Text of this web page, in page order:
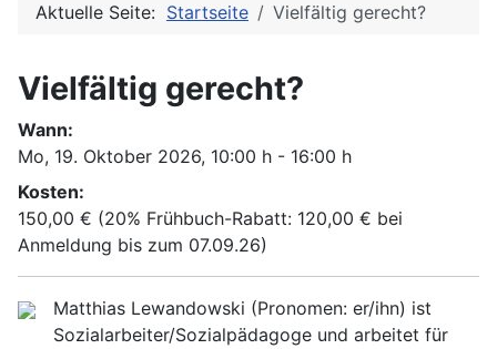
Aktuelle Seite: Startseite Vielfältig gerecht?
Vielfältig gerecht?
Wann:
Mo, 19. Oktober 2026, 10:00 h - 16:00 h
Kosten:
150,00 € (20% Frühbuch-Rabatt: 120,00 € bei
Anmeldung bis zum 07.09.26)
Matthias Lewandowski (Pronomen: er/ihn) ist
Sozialarbeiter/Sozialpädagoge und arbeitet für